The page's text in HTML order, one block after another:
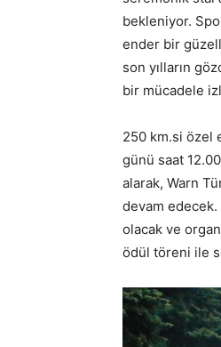
bekleniyor.
ender bir
son yılların
bir mücadele
250 km.si özel
günü saat
alarak, Warn
devam edecek.
olacak ve
ödül töreni ile